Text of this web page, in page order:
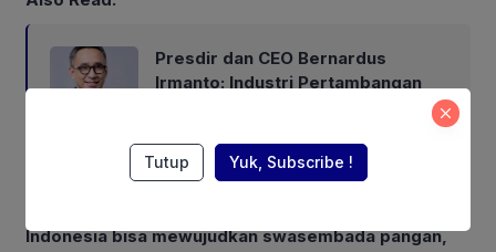
Presdir dan CEO Bernardus
Irmanto: Industri Pertambangan
Indonesia bisa mewujudkan swasembada pangan,
Tutup Yuk, Subscribe !